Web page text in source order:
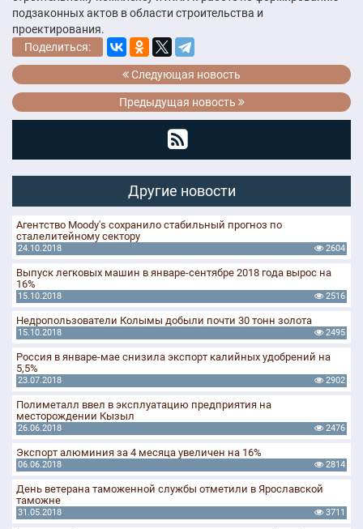
подзаконных актов в области строительства и
проектирования.
Поделиться:
Следующая новость
Предыдущая новость
Другие новости
Агентство Moody's сохранило стабильный прогноз по
сталелитейному сектору
24.10.2018 2604
Выпуск легковых машин в январе-сентябре 2018 года вырос на
16%
15.10.2018 2516
Недропользователи Колымы добыли почти 30 тонн золота
15.10.2018 2495
Россия в январе-мае снизила экспорт калийных удобрений на
5,5%
23.07.2018 2902
Полиметалл ввел в эксплуатацию предприятия на
месторождении Кызыл
26.06.2018 2476
Экспорт алюминия за 4 месяца увеличен на 16%
06.06.2018 2814
День ветерана таможенной службы отметили в Ярославской
таможне
31.05.2018 3711